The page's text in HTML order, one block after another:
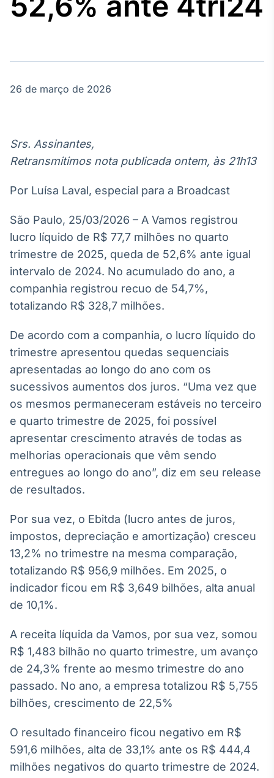
Agro
Broadcast
O setor de
energia elétrica
no Brasil
Broadcast
White Label
Plataforma para
personalizados
Soluções de Dados
e Conteúdos
Broadcast
OTC
Plataforma para
negociação de
ativos
Datafeed
conteúdos e
Broadcast
Ticker
Cotações e
Broadcast
Widgets
para conteúdos e
funcionalidades
Broadcast
Wallboard
Conteúdos e
26 de março de 2026
Srs. Assinantes,
Retransmitimos nota publicada ontem, às 21h13
Por Luísa Laval, especial para a Broadcast
São Paulo, 25/03/2026 – A Vamos registrou
lucro líquido de R$ 77,7 milhões no quarto
trimestre de 2025, queda de 52,6% ante igual
intervalo de 2024. No acumulado do ano, a
companhia registrou recuo de 54,7%,
totalizando R$ 328,7 milhões.
De acordo com a companhia, o lucro líquido do
trimestre apresentou quedas sequenciais
apresentadas ao longo do ano com os
sucessivos aumentos dos juros. “Uma vez que
os mesmos permaneceram estáveis no terceiro
e quarto trimestre de 2025, foi possível
apresentar crescimento através de todas as
melhorias operacionais que vêm sendo
entregues ao longo do ano”, diz em seu release
de resultados.
Por sua vez, o Ebitda (lucro antes de juros,
impostos, depreciação e amortização) cresceu
13,2% no trimestre na mesma comparação,
totalizando R$ 956,9 milhões. Em 2025, o
indicador ficou em R$ 3,649 bilhões, alta anual
de 10,1%.
A receita líquida da Vamos, por sua vez, somou
R$ 1,483 bilhão no quarto trimestre, um avanço
de 24,3% frente ao mesmo trimestre do ano
passado. No ano, a empresa totalizou R$ 5,755
bilhões, crescimento de 22,5%
O resultado financeiro ficou negativo em R$
591,6 milhões, alta de 33,1% ante os R$ 444,4
milhões negativos do quarto trimestre de 2024.